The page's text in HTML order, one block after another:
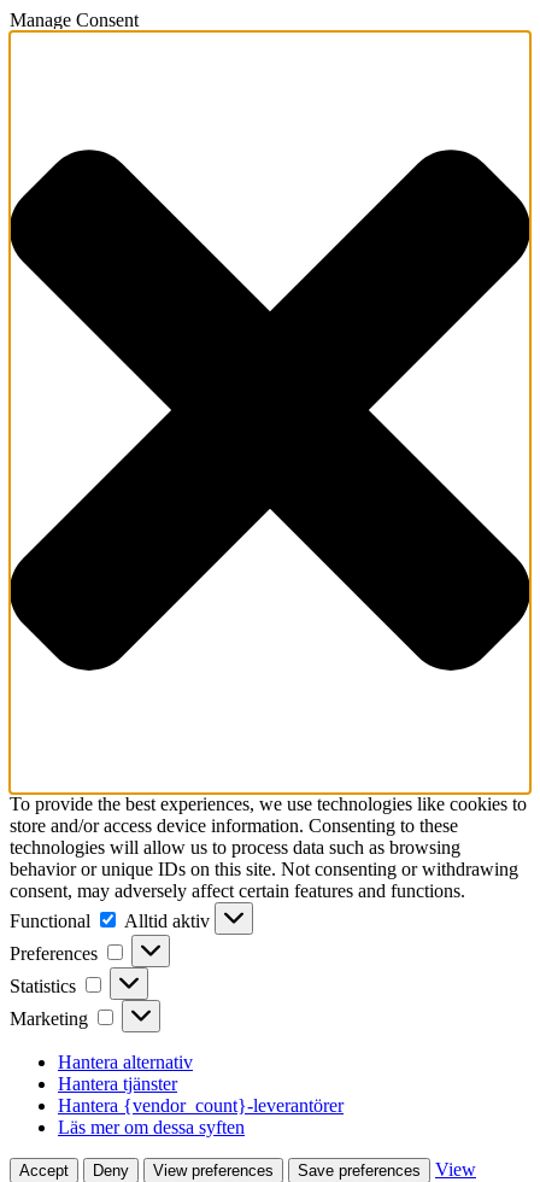
Manage Consent
To provide the best experiences, we use technologies like cookies to
store and/or access device information. Consenting to these
technologies will allow us to process data such as browsing
behavior or unique IDs on this site. Not consenting or withdrawing
consent, may adversely affect certain features and functions.
Functional
Functional
Alltid aktiv
Preferences
Preferences
Statistics Statistics
Marketing Marketing
Hantera alternativ
Hantera tjänster
Hantera {vendor_count}-leverantörer
Läs mer om dessa syften
Accept Deny View preferences Save preferences
View